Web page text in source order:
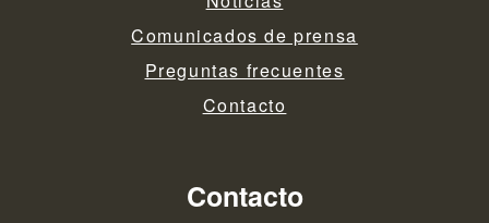
Comunicados de prensa
Preguntas frecuentes
Contacto
Contacto